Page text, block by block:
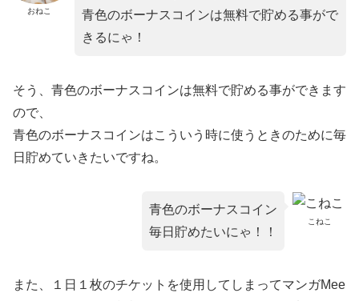
おねこ
青色のボーナスコインは無料で貯める事がで
きるにゃ！
そう、青色のボーナスコインは無料で貯める事ができます
ので、
青色のボーナスコインはこういう時に使うときのために毎
日貯めていきたいですね。
こねこ
青色のボーナスコイン
毎日貯めたいにゃ！！
また、１日１枚のチケットを使用してしまってマンガMee